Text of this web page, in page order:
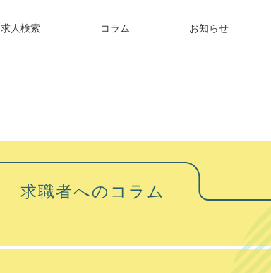
求人検索 コラム お知らせ
求職者へのコラム